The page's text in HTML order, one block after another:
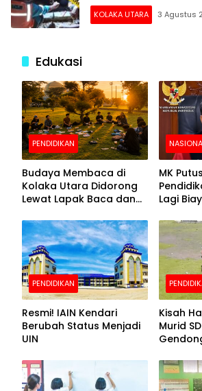
KOLAKA UTARA 3 Agustus
Edukasi
PENDIDIKAN
Budaya Membaca di
Kolaka Utara Didorong
Lewat Lapak Baca dan
MK
Lagi
PENDIDIKAN
Resmi! IAIN Kendari
Berubah Status Menjadi
UIN
Kisah
Murid
Sekolah